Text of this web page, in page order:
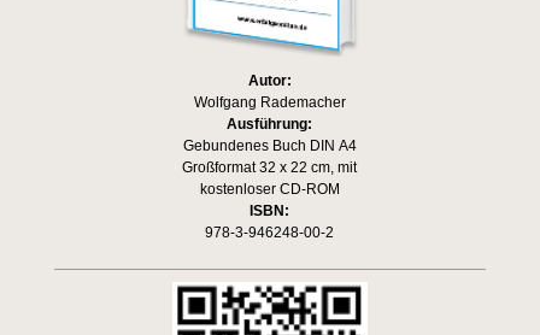
Autor:
Wolfgang Rademacher
Ausführung:
Gebundenes Buch DIN A4
Großformat 32 x 22 cm, mit
kostenloser CD-ROM
ISBN:
978-3-946248-00-2